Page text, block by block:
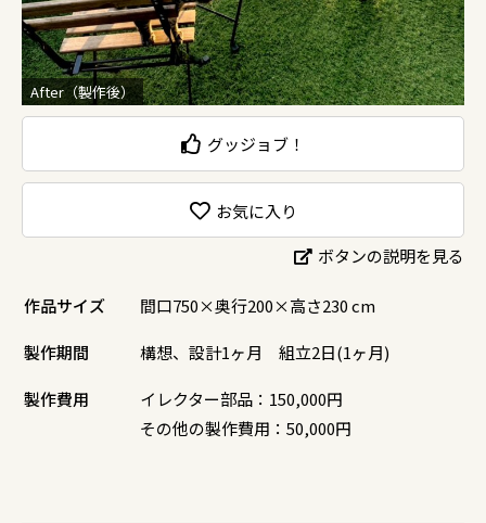
After（製作後）
グッジョブ！
お気に入り
ボタンの説明を見る
作品サイズ 間口750×奥行200×高さ230 cm
製作期間 構想、設計1ヶ月 組立2日(1ヶ月)
製作費用
イレクター部品：150,000円
その他の製作費用：50,000円